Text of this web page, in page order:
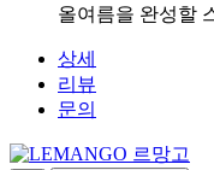
올여름을 완성할
상세
리뷰
문의
르망고